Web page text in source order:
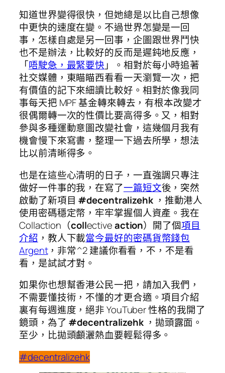
知道世界變得很快，但她總是以比自己想像
中更快的速度在變。不過世界怎變是一回
事，怎樣自處是另一回事，企圖跟世界鬥快
也不是辦法，比較好的反而是遲鈍地反應，
「唔駛急，最緊要快 」。相對於每小時追著
社交媒體，東瞄瞄西看看一天瀏覽一次，把
有價值的記下來細讀比較好。相對於像我同
事每天把 MPF 基金轉來轉去，有根本改變才
很偶爾轉一次的性價比要高得多。又，相對
參與多種運動意圖改變社會，這幾個月我有
機會慢下來寫書，整理一下過去所學，想法
比以前清晰得多。
也是在這些心清明的日子，一直強調只專注
做好一件事的我，在寫了一篇短文後，突然
啟動了新項目 #decentralizehk，推動港人
使用密碼穩定幣，牢牢掌握個人資產。我在
Collaction（collectiveaction）開了個項目
介紹 ，教人下載當今最好的密碼貨幣錢包
Argent，非常^2 建議你看看，不，不是看
看，是試試才對。
如果你也想幫香港公民一把，請加入我們，
不需要懂技術，不懂的才更合適。項目介紹
裏有每週進度，絕非 YouTuber 性格的我開了
鏡頭，為了 #decentralizehk，拋頭露面。
至少，比拋頭顱灑熱血要輕鬆得多。
#decentralizehk